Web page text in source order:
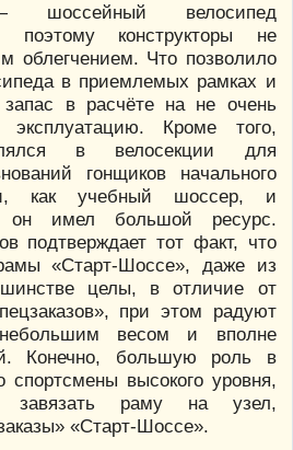
шоссейный велосипед
поэтому конструкторы не
облегчением. Что позволило
в приемлемых рамках и
запас в расчёте на не очень
эксплуатацию. Кроме того,
в велосекции для
гонщиков начального
как учебный шоссер, и
он имел большой ресурс.
подтверждает тот факт, что
«Старт-Шоссе», даже из
целы, в отличие от
при этом радуют
небольшим весом и вполне
Конечно, большую роль в
спортсмены высокого уровня,
завязать раму на узел,
«Старт-Шоссе».